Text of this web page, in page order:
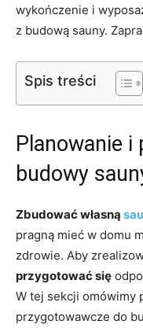
wykończenie i
z budową sauny.
Spis treści
Planowanie i
budowy
Zbudować własną
pragną mieć w domu
zdrowie. Aby
przygotować się
W tej sekcji omówimy
przygotowawcze do